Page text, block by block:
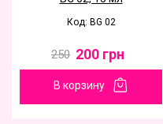
Код: BG 02
250 200 грн
В корзину